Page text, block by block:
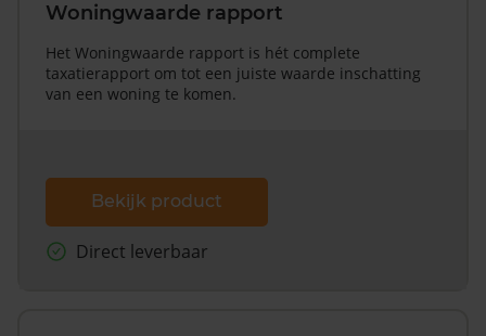
Woningwaarde rapport
Het Woningwaarde rapport is hét complete
taxatierapport om tot een juiste waarde inschatting
van een woning te komen.
Bekijk product
Direct leverbaar